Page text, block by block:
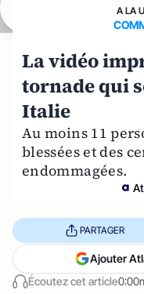
A LA
La vidéo
tornade qui
Italie
Au moins 11
blessées et des
endommagées.
Écoutez cet article
PARTAGER
Ajouter